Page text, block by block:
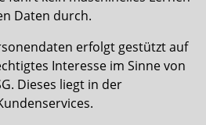
Daten durch.
erfolgt gestützt auf
Interesse im Sinne von
Dieses liegt in der